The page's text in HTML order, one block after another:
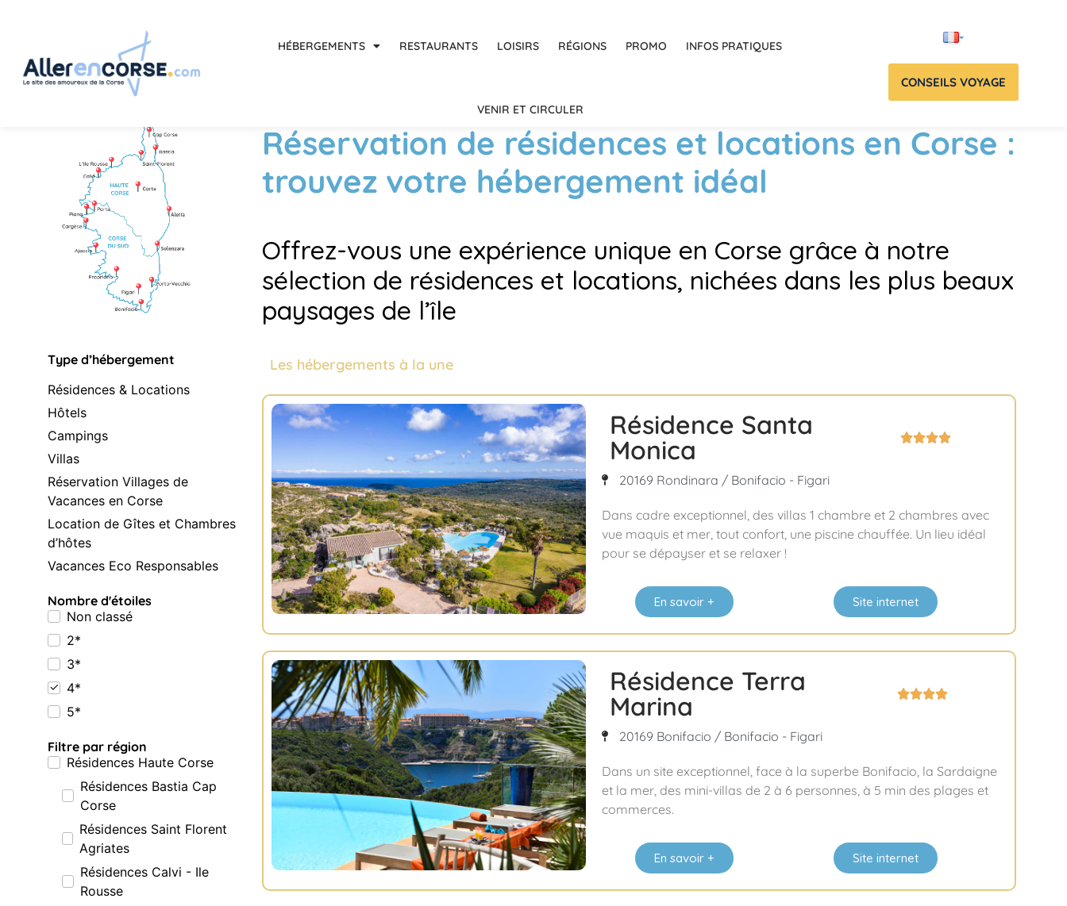
HÉBERGEMENTS RESTAURANTS LOISIRS RÉGIONS PROMO INFOS PRATIQUES
VENIR ET CIRCULER
CONSEILS VOYAGE
Type d’hébergement
Résidences & Locations
Hôtels
Campings
Villas
Réservation Villages de
Vacances en Corse
Location de Gîtes et Chambres
d’hôtes
Vacances Eco Responsables
Nombre d'étoiles
Non classé
2*
3*
4*
5*
Filtre par région
Résidences Haute Corse
Résidences Bastia Cap
Corse
Résidences Saint Florent
Agriates
Résidences Calvi - Ile
Rousse
Réservation de résidences et locations en Corse :
trouvez votre hébergement idéal
Offrez-vous une expérience unique en Corse grâce à notre
sélection de résidences et locations, nichées dans les plus beaux
paysages de l’île
Les hébergements à la une
Résidence Santa
Monica

20169 Rondinara / Bonifacio - Figari
Dans cadre exceptionnel, des villas 1 chambre et 2 chambres avec
vue maquis et mer, tout confort, une piscine chauffée. Un lieu idéal
pour se dépayser et se relaxer !
En savoir + Site internet
Résidence Terra
Marina

20169 Bonifacio / Bonifacio - Figari
Dans un site exceptionnel, face à la superbe Bonifacio, la Sardaigne
et la mer, des mini-villas de 2 à 6 personnes, à 5 min des plages et
commerces.
En savoir + Site internet